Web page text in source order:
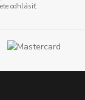
odhlásiť.